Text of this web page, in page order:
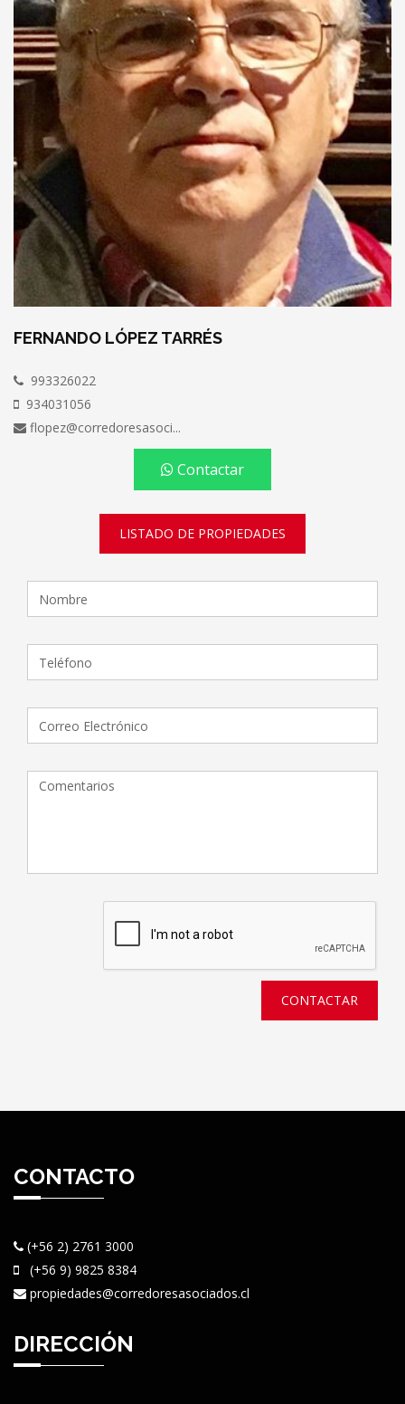
FERNANDO LÓPEZ TARRÉS
993326022
934031056
flopez@corredoresasoci...
Contactar
LISTADO DE PROPIEDADES
CONTACTAR
CONTACTO
(+56 2) 2761 3000
(+56 9) 9825 8384
propiedades@corredoresasociados.cl
DIRECCIÓN